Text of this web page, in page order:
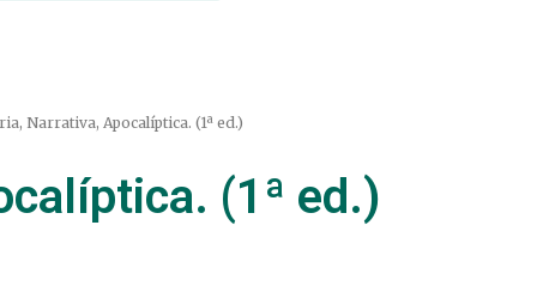
Narrativa, Apocalíptica. (1ª ed.)
(1ª ed.)